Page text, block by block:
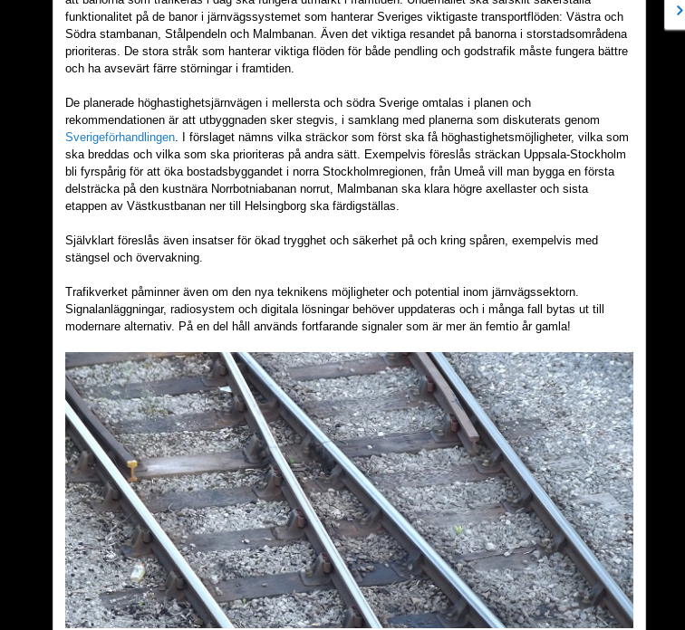
funktionalitet på de banor i järnvägssystemet som hanterar Sveriges viktigaste transportflöden: Västra och
Södra stambanan, Stålpendeln och Malmbanan. Även det viktiga resandet på banorna i storstadsområdena
prioriteras. De stora stråk som hanterar viktiga flöden för både pendling och godstrafik måste fungera bättre
och ha avsevärt färre störningar i framtiden.
De planerade höghastighetsjärnvägen i mellersta och södra Sverige omtalas i planen och
rekommendationen är att utbyggnaden sker stegvis, i samklang med planerna som diskuterats genom
Sverigeförhandlingen . I förslaget nämns vilka sträckor som först ska få höghastighetsmöjligheter, vilka som
ska breddas och vilka som ska prioriteras på andra sätt. Exempelvis föreslås sträckan Uppsala-Stockholm
bli fyrspårig för att öka bostadsbyggandet i norra Stockholmregionen, från Umeå vill man bygga en första
delsträcka på den kustnära Norrbotniabanan norrut, Malmbanan ska klara högre axellaster och sista
etappen av Västkustbanan ner till Helsingborg ska färdigställas.
Självklart föreslås även insatser för ökad trygghet och säkerhet på och kring spåren, exempelvis med
stängsel och övervakning.
Trafikverket påminner även om den nya teknikens möjligheter och potential inom järnvägssektorn.
Signalanläggningar, radiosystem och digitala lösningar behöver uppdateras och i många fall bytas ut till
modernare alternativ. På en del håll används fortfarande signaler som är mer än femtio år gamla!